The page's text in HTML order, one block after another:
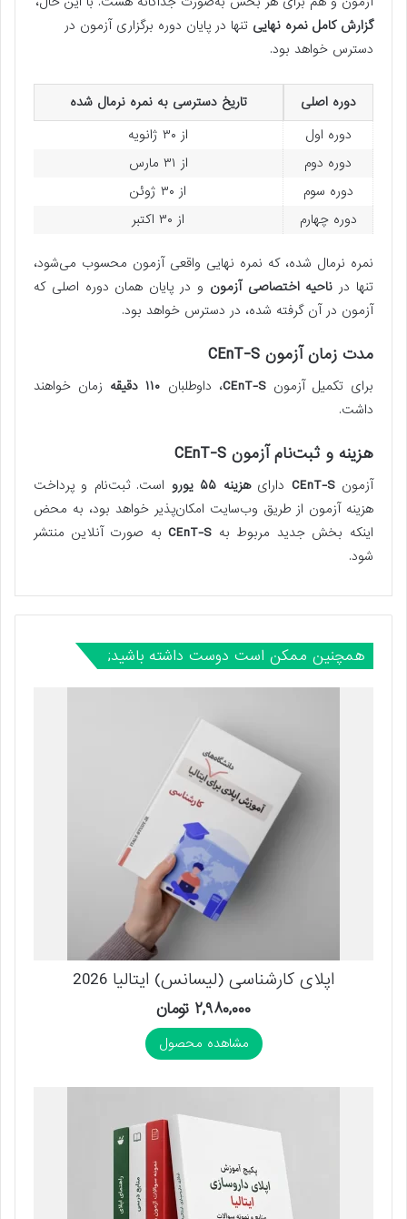
گزارش کامل نمره نهایی تنها در پایان دوره برگزاری آزمون در
دسترس خواهد بود.
دوره اصلی
تاریخ دسترسی به نمره نرمال شده
دوره اول
از ۳۰ ژانویه
دوره دوم
از ۳۱ مارس
دوره سوم
از ۳۰ ژوئن
دوره چهارم
از ۳۰ اکتبر
نمره نرمال شده، که نمره نهایی واقعی آزمون محسوب می‌شود،
تنها در ناحیه اختصاصی آزمون و در پایان همان دوره اصلی که
آزمون در آن گرفته شده، در دسترس خواهد بود.
مدت زمان آزمون CEnT-S
برای تکمیل آزمونCEnT-S، داوطلبان ۱۱۰ دقیقه
زمان خواهند
داشت.
هزینه و ثبت‌نام آزمون CEnT-S
آزمونCEnT-S دارایهزینه ۵۵ یورو
است. ثبت‌نام و پرداخت
هزینه آزمون از طریق وب‌سایت امکان‌پذیر خواهد بود، به محض
اینکه بخش جدید مربوط به CEnT-Sبه صورت آنلاین منتشر
شود.
همچنین ممکن است دوست داشته باشید;
اپلای کارشناسی (لیسانس) ایتالیا 2026
۲,۹۸۰,۰۰۰ تومان
مشاهده محصول